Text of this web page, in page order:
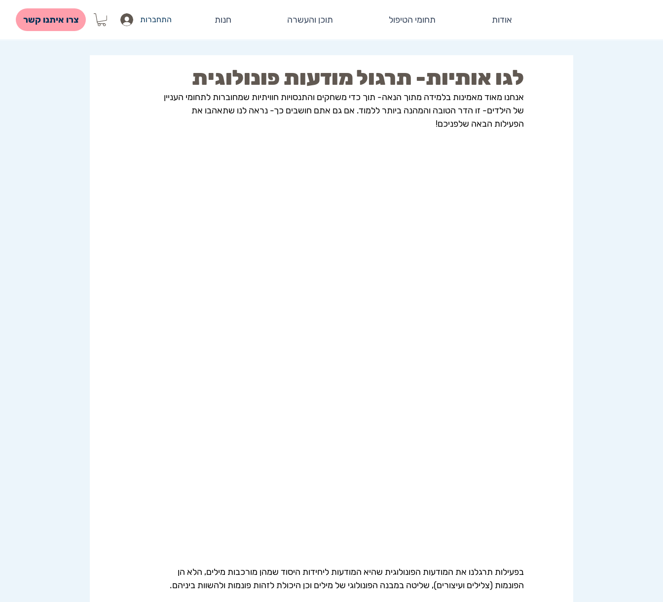
צרו איתנו קשר אודות תחומי הטיפול תוכן והעשרה חנות התחברות
לגו אותיות- תרגול מודעות פונולוגית
אנחנו מאוד מאמינות בלמידה מתוך הנאה- תוך כדי משחקים והתנסויות חוויתיות שמחוברות לתחומי העניין
של הילדים- זו הדר הטובה והמהנה ביותר ללמוד. אם גם אתם חושבים כך- נראה לנו שתאהבו את
הפעילות הבאה שלפניכם!
בפעילות תרגלנו את המודעות הפונולוגית שהיא המודעות ליחידות היסוד שמהן מורכבות מילים, הלא הן
הפונמות (צלילים ועיצורים), שליטה במבנה הפונולוגי של מילים וכן היכולת לזהות פונמות ולהשוות ביניהם.